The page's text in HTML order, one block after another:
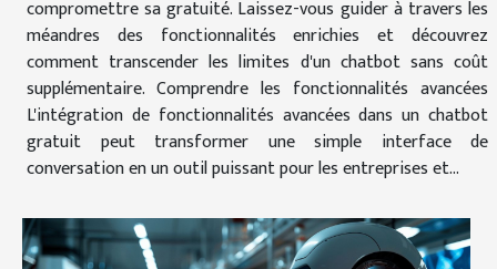
compromettre sa gratuité. Laissez-vous guider à travers les
méandres des fonctionnalités enrichies et découvrez
comment transcender les limites d'un chatbot sans coût
supplémentaire. Comprendre les fonctionnalités avancées
L'intégration de fonctionnalités avancées dans un chatbot
gratuit peut transformer une simple interface de
conversation en un outil puissant pour les entreprises et...